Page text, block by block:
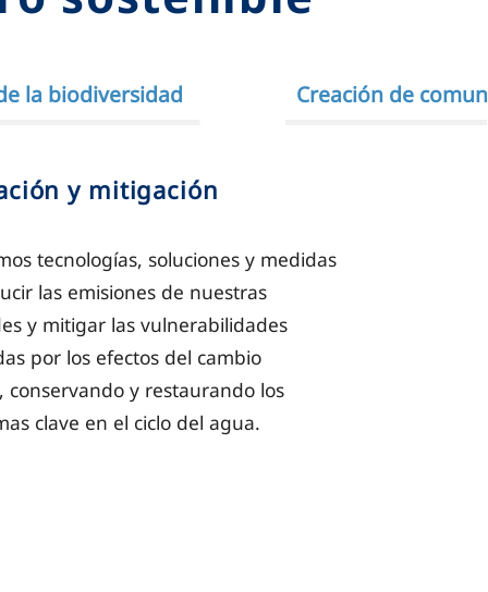
la biodiversidad Creación de
y mitigación
tecnologías, soluciones y medidas
las emisiones de nuestras
y mitigar las vulnerabilidades
por los efectos del cambio
conservando y restaurando los
clave en el ciclo del agua.